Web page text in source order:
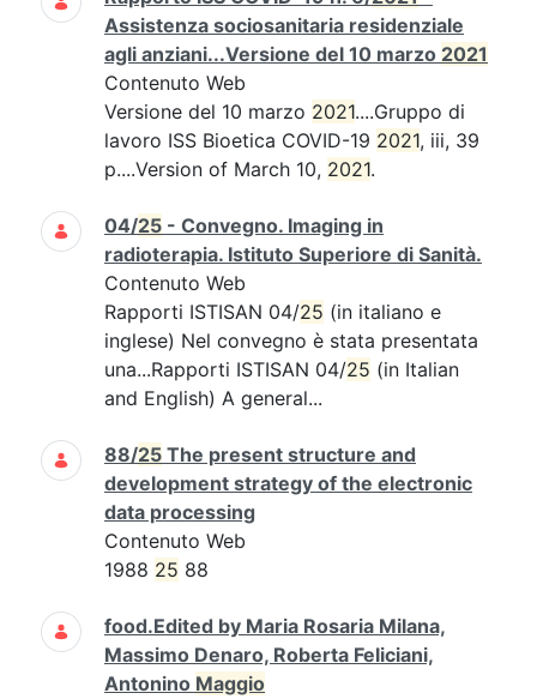
Assistenza sociosanitaria residenziale
agli anziani...Versione del 10 marzo 2021
Contenuto Web
Versione del 10 marzo 2021....Gruppo di
lavoro ISS Bioetica COVID-19 2021, iii, 39
p....Version of March 10, 2021.
04/25 - Convegno. Imaging in
radioterapia. Istituto Superiore di Sanità.
Contenuto Web
Rapporti ISTISAN 04/25 (in italiano e
inglese) Nel convegno è stata presentata
una...Rapporti ISTISAN 04/25 (in Italian
and English) A general...
88/25 The present structure and
development strategy of the electronic
data processing
Contenuto Web
1988 25 88
food.Edited by Maria Rosaria Milana,
Massimo Denaro, Roberta Feliciani,
Antonino Maggio